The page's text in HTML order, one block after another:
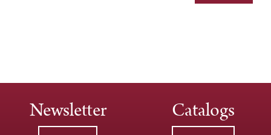
Newsletter Catalogs